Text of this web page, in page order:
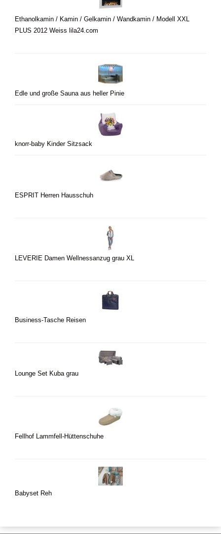
Ethanolkamin / Kamin / Gelkamin / Wandkamin / Modell XXL
PLUS 2012 Weiss lila24.com
Edle und große Sauna aus heller Pinie
knorr-baby Kinder Sitzsack
ESPRIT Herren Hausschuh
LEVERIE Damen Wellnessanzug grau XL
Business-Tasche Reisen
Lounge Set Kuba grau
Fellhof Lammfell-Hüttenschuhe
Babyset Reh